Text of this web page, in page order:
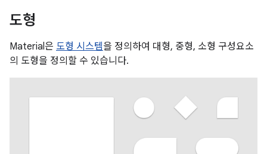
도형
Material은 도형 시스템을 정의하여 대형, 중형, 소형 구성요소
의 도형을 정의할 수 있습니다.